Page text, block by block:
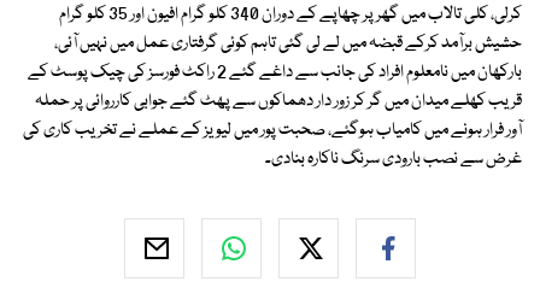
کرلی، کلی تالاب میں گھر پر چھاپے کے دوران 340 کلو گرام افیون اور 35 کلو گرام
حشیش برآمد کرکے قبضہ میں لے لی گئی تاہم کوئی گرفتاری عمل میں نہیں آئی،
بارکھان میں نامعلوم افراد کی جانب سے داغے گئے 2 راکٹ فورسز کی چیک پوسٹ کے
قریب کھلے میدان میں گر کر زور دار دھماکوں سے پھٹ گئے جوابی کارروائی پر حملہ
آور فرار ہونے میں کامیاب ہوگئے، صحبت پور میں لیویز کے عملے نے تخریب کاری کی
غرض سے نصب بارودی سرنگ ناکارہ بنادی۔